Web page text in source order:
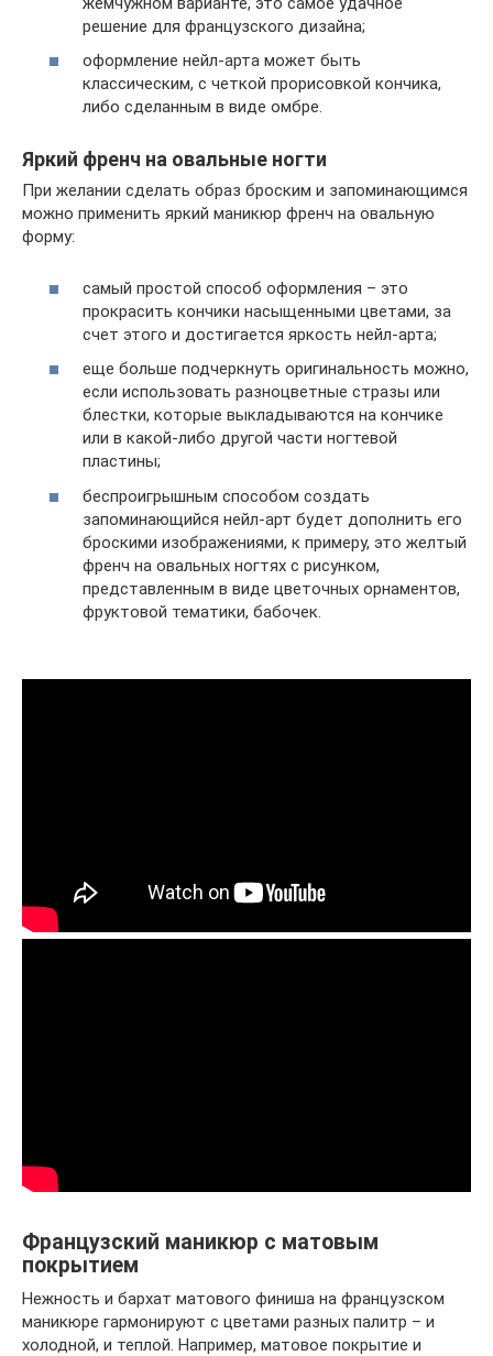
решение для французского дизайна;
оформление нейл-арта может быть
классическим, с четкой прорисовкой кончика,
либо сделанным в виде омбре.
Яркий френч на овальные ногти
При желании сделать образ броским и запоминающимся
можно применить яркий маникюр френч на овальную
форму:
самый простой способ оформления – это
прокрасить кончики насыщенными цветами, за
счет этого и достигается яркость нейл-арта;
еще больше подчеркнуть оригинальность можно,
если использовать разноцветные стразы или
блестки, которые выкладываются на кончике
или в какой-либо другой части ногтевой
пластины;
беспроигрышным способом создать
запоминающийся нейл-арт будет дополнить его
броскими изображениями, к примеру, это желтый
френч на овальных ногтях с рисунком,
представленным в виде цветочных орнаментов,
фруктовой тематики, бабочек.
Французский маникюр с матовым
покрытием
Нежность и бархат матового финиша на французском
маникюре гармонируют с цветами разных палитр – и
холодной, и теплой. Например, матовое покрытие и